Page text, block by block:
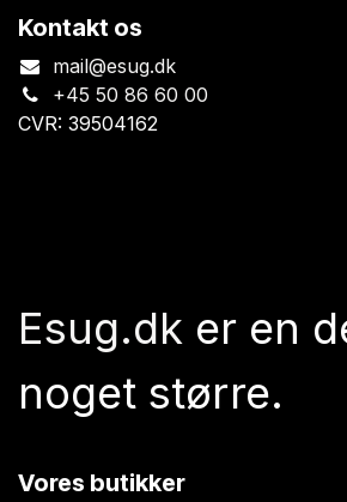
Kontakt os
mail@esug.dk
+45 50 86 60 00
CVR: 39504162
Esug.dk er en
noget større.
Vores butikker